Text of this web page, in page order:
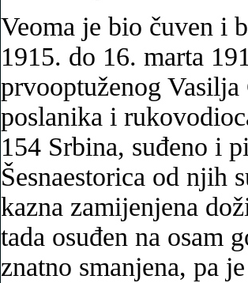
Veoma je bio čuven i
1915. do 16. marta
prvooptuženog
poslanika i
154 Srbina, suđeno i
Šesnaestorica od njih
kazna zamijenjena
tada osuđen na osam
znatno smanjena, pa